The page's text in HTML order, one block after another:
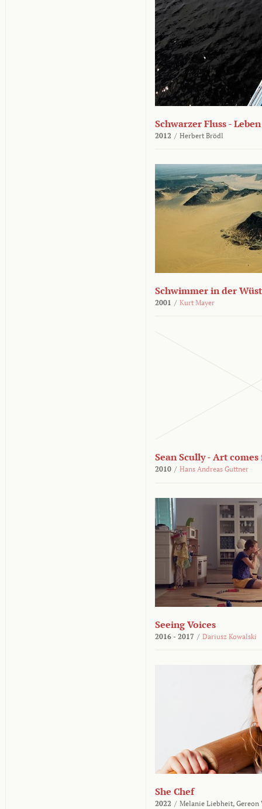
Schwarzer Fluss -
2012 / Herbert Brödl
Schwimmer in der
2001 / Kurt Mayer
Sean Scully - Art
2010 / Hans Andreas Guttner
Seeing Voices
2016 - 2017 / Dariusz Kowalski
She Chef
2022 / Melanie Liebheit, Gereon